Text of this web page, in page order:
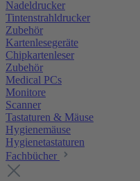
Nadeldrucker
Tintenstrahldrucker
Zubehör
Kartenlesegeräte
Chipkartenleser
Zubehör
Medical PCs
Monitore
Scanner
Tastaturen & Mäuse
Hygienemäuse
Hygienetastaturen
Fachbücher